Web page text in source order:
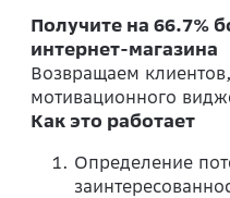
Получите на 66.7%
интернет-магазина
Возвращаем
мотивационного
Как это работает
Определение